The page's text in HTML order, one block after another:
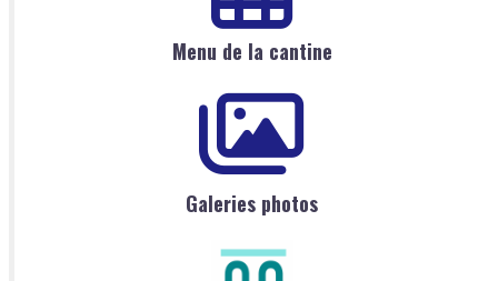
Menu de la cantine
Galeries photos